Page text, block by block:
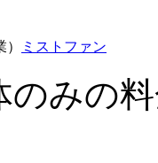
ミストファン
みの